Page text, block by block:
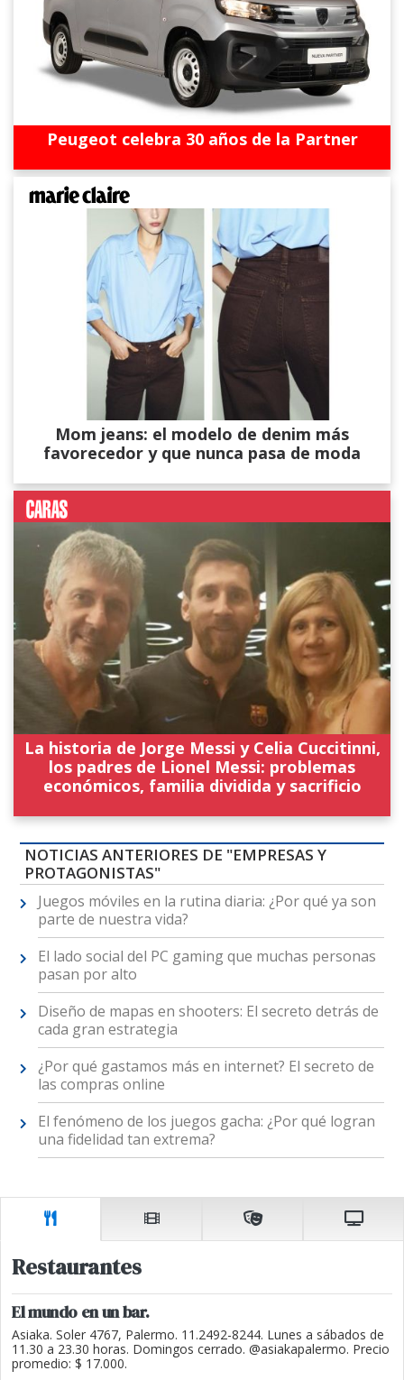
Peugeot celebra 30 años de la Partner
Mom jeans: el modelo de denim más
favorecedor y que nunca pasa de moda
La historia de Jorge Messi y Celia Cuccitinni,
los padres de Lionel Messi: problemas
económicos, familia dividida y sacrificio
NOTICIAS ANTERIORES DE "EMPRESAS Y
PROTAGONISTAS"
Juegos móviles en la rutina diaria: ¿Por qué ya son
parte de nuestra vida?
El lado social del PC gaming que muchas personas
pasan por alto
Diseño de mapas en shooters: El secreto detrás de
cada gran estrategia
¿Por qué gastamos más en internet? El secreto de
las compras online
El fenómeno de los juegos gacha: ¿Por qué logran
una fidelidad tan extrema?
Restaurantes
El mundo en un bar.
Asiaka. Soler 4767, Palermo. 11.2492-8244. Lunes a sábados de
11.30 a 23.30 horas. Domingos cerrado. @asiakapalermo. Precio
promedio: $ 17.000.